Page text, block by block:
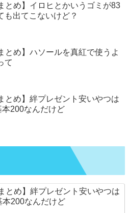
とめ】イロヒとかいうゴミが83
も出てこないけど？
とめ】ハソールを真紅で使うよ
て
とめ】絆プレゼント安いやつは
200なんだけど
とめ】絆プレゼント安いやつは
本200なんだけど